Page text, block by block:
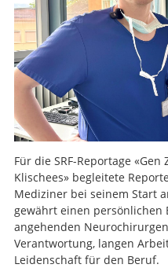
Für die SRF-Reportage
Klischees» begleitete
Mediziner bei seinem Start
gewährt einen persönlichen
angehenden
Verantwortung, langen
Leidenschaft für den Beruf.